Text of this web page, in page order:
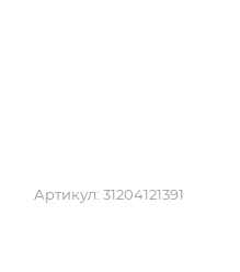
Артикул: 31204121391